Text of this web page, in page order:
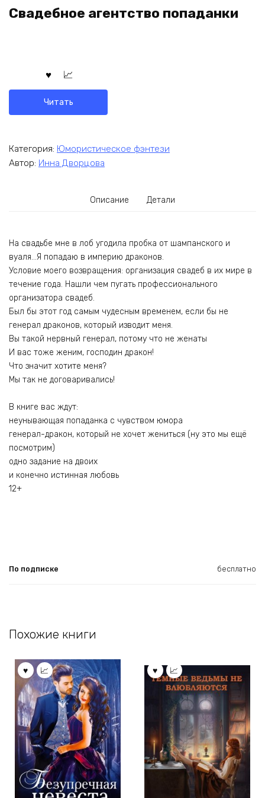
Свадебное агентство попаданки
Читать
Категория: Юмористическое фэнтези
Автор: Инна Дворцова
Описание Детали
На свадьбе мне в лоб угодила пробка от шампанского и
вуаля…Я попадаю в империю драконов.
Условие моего возвращения: организация свадеб в их мире в
течение года. Нашли чем пугать профессионального
организатора свадеб.
Был бы этот год самым чудесным временем, если бы не
генерал драконов, который изводит меня.
Вы такой нервный генерал, потому что не женаты
И вас тоже женим, господин дракон!
Что значит хотите меня?
Мы так не договаривались!
В книге вас ждут:
неунывающая попаданка с чувством юмора
генерал-дракон, который не хочет жениться (ну это мы ещё
посмотрим)
одно задание на двоих
и конечно истинная любовь
12+
По подписке бесплатно
Похожие книги